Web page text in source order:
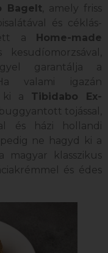
Bagelt , amely friss
és céklás-
a Home-made
garantálja a
valami igazán
ki a Tibidabo Ex-
tojással,
és házi hollandi
ne hagyd ki a
magyar klasszikus
és édes